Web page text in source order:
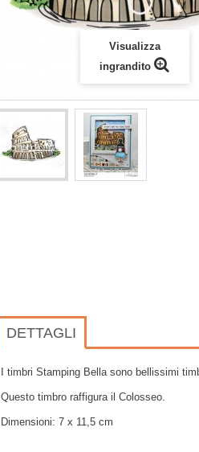
Visualizza
ingrandito
DETTAGLI
I timbri Stamping Bella sono bellissimi
Questo timbro raffigura il Colosseo.
Dimensioni: 7 x 11,5 cm